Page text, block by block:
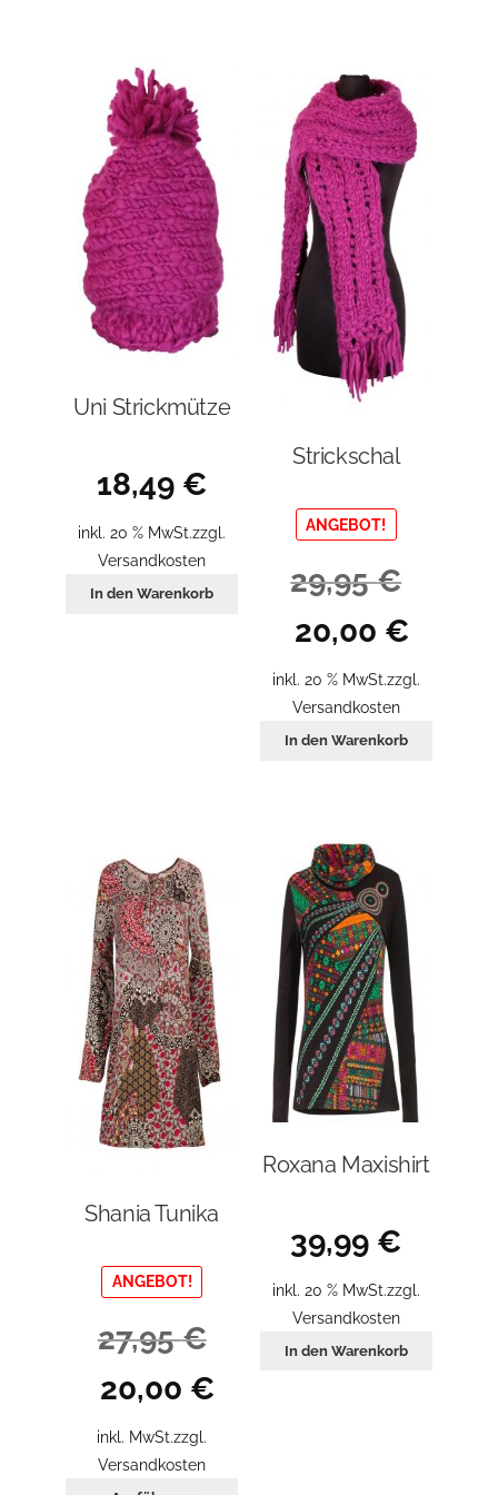
Uni Strickmütze
18,49 €
inkl. 20 % MwSt.zzgl.
Versandkosten
In den Warenkorb
Strickschal
ANGEBOT!
29,95€
Ursprünglicher
Preis
war:
29,95 €
20,00 €Aktueller
ist:
inkl. 20 % MwSt.zzgl.
Versandkosten
In den Warenkorb
Shania Tunika
ANGEBOT!
27,95€
Ursprünglicher
Preis
war:
27,95 €
20,00 €
inkl. MwSt.zzgl.
Versandkosten
Roxana Maxishirt
39,99 €
inkl. 20 % MwSt.zzgl.
Versandkosten
In den Warenkorb